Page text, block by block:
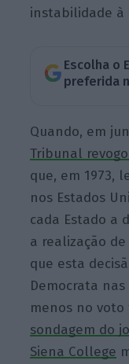
instabilidade à
Escolha o
preferida
Quando, em
Tribunal
que, em 1973,
nos Estados
cada Estado a
a realização
que esta
Democrata
menos no
sondagem do
Siena College